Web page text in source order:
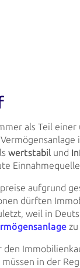
als Teil einer
Vermögensanlage
wertstabil und
aufgrund
dürften
weil in
zu
müssen in der